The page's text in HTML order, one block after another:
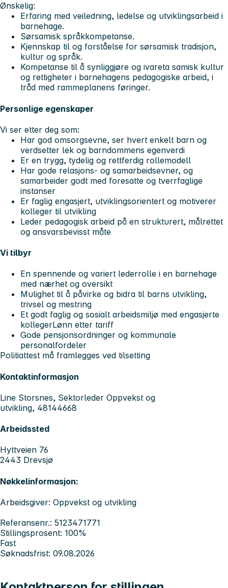
Ønskelig:
Erfaring med veiledning, ledelse og utviklingsarbeid i
barnehage.
Sørsamisk språkkompetanse.
Kjennskap til og forståelse for sørsamisk tradisjon,
kultur og språk.
Kompetanse til å synliggjøre og ivareta samisk kultur
og rettigheter i barnehagens pedagogiske arbeid, i
tråd med rammeplanens føringer.
Personlige egenskaper
Vi ser etter deg som:
Har god omsorgsevne, ser hvert enkelt barn og
verdsetter lek og barndommens egenverdi
Er en trygg, tydelig og rettferdig rollemodell
Har gode relasjons- og samarbeidsevner, og
samarbeider godt med foresatte og tverrfaglige
instanser
Er faglig engasjert, utviklingsorientert og motiverer
kolleger til utvikling
Leder pedagogisk arbeid på en strukturert, målrettet
og ansvarsbevisst måte
Vi tilbyr
En spennende og variert lederrolle i en barnehage
med nærhet og oversikt
Mulighet til å påvirke og bidra til barns utvikling,
trivsel og mestring
Et godt faglig og sosialt arbeidsmiljø med engasjerte
kollegerLønn etter tariff
Gode pensjonsordninger og kommunale
personalfordeler
Politiattest må framlegges ved tilsetting
Kontaktinformasjon
Line Storsnes, Sektorleder Oppvekst og
utvikling, 48144668
Arbeidssted
Hyttveien 76
2443 Drevsjø
Nøkkelinformasjon:
Arbeidsgiver: Oppvekst og utvikling
Referansenr.: 5123471771
Stillingsprosent: 100%
Fast
Søknadsfrist: 09.08.2026